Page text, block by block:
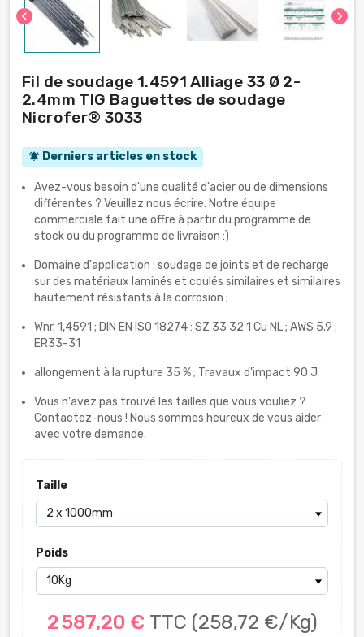
chevron_left chevron_right
Fil de soudage 1.4591 Alliage 33 Ø 2-
2.4mm TIG Baguettes de soudage
Nicrofer® 3033
notifications_active Derniers articles en stock
Avez-vous besoin d'une qualité d'acier ou de dimensions
différentes ? Veuillez nous écrire. Notre équipe
commerciale fait une offre à partir du programme de
stock ou du programme de livraison :)
Domaine d'application : soudage de joints et de recharge
sur des matériaux laminés et coulés similaires et similaires
hautement résistants à la corrosion ;
Wnr. 1,4591 ; DIN EN ISO 18274 : SZ 33 32 1 Cu NL ; AWS 5.9 :
ER33-31
allongement à la rupture 35 % ; Travaux d'impact 90 J
Vous n'avez pas trouvé les tailles que vous vouliez ?
Contactez-nous ! Nous sommes heureux de vous aider
avec votre demande.
Taille
Poids
2 587,20 € TTC (258,72 €/Kg)